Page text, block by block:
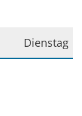
Dienstag